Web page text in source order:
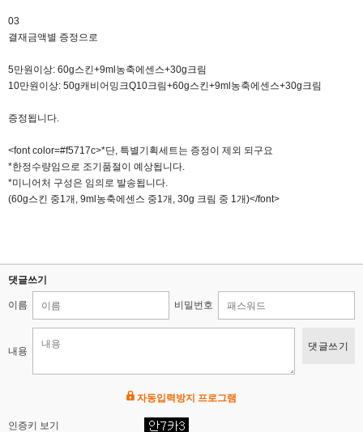
03
결재금액별 증정으로
5만원이상: 60g스킨+9ml농축에센스+30g크림
10만원이상: 50g캐비어밍크Q10크림+60g스킨+9ml농축에센스+30g크림
증정됩니다.
<font color=#f5717c>*단, 특별기획세트는 증정이 제외 되구요
*한정수량임으로 조기품절이 예상됩니다.
*미니어처 구성은 임의로 발송됩니다.
(60g스킨 중1개, 9ml농축에센스 중1개, 30g 크림 중 1개)</font>
댓글쓰기
이름 비밀번호
내용 댓글쓰기
자동입력방지 프로그램
인증키 보기